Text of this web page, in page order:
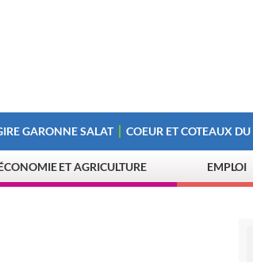
GARONNE SALAT COEUR ET COTEAUX
ET AGRICULTURE EMPLOI